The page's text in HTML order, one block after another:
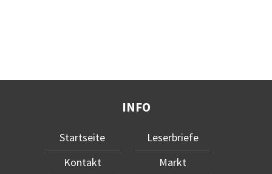
INFO
Startseite
Kontakt
Leserbriefe
Markt